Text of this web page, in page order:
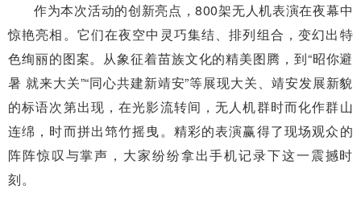
作为本次活动的创新亮点，800架无人机表演在夜幕中
惊艳亮相。它们在夜空中灵巧集结、排列组合，变幻出特
色绚丽的图案。从象征着苗族文化的精美图腾，到“昭你避
暑 就来大关”“同心共建新靖安”等展现大关、靖安发展新貌
的标语次第出现，在光影流转间，无人机群时而化作群山
连绵，时而拼出筇竹摇曳。精彩的表演赢得了现场观众的
阵阵惊叹与掌声，大家纷纷拿出手机记录下这一震撼时
刻。